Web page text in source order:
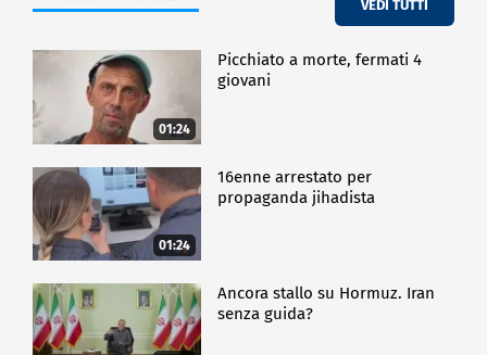
VEDI TUTTI
01:24
Picchiato a morte, fermati 4
giovani
01:24
16enne arrestato per
propaganda jihadista
Ancora stallo su Hormuz. Iran
senza guida?